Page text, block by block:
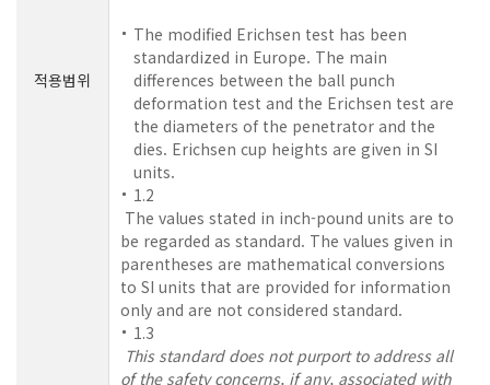
적용범위
The modified Erichsen test has been
standardized in Europe. The main
differences between the ball punch
deformation test and the Erichsen test are
the diameters of the penetrator and the
dies. Erichsen cup heights are given in SI
units.
1.2
The values stated in inch-pound units are to
be regarded as standard. The values given in
parentheses are mathematical conversions
to SI units that are provided for information
only and are not considered standard.
1.3
This standard does not purport to address all
of the safety concerns, if any, associated with